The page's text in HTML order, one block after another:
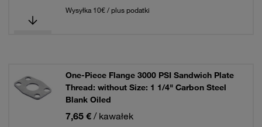
Wysyłka 10€ / plus podatki
One-Piece Flange 3000 PSI Sandwich Plate
Thread: without Size: 1 1/4" Carbon Steel
Blank Oiled
7,65 € / kawałek